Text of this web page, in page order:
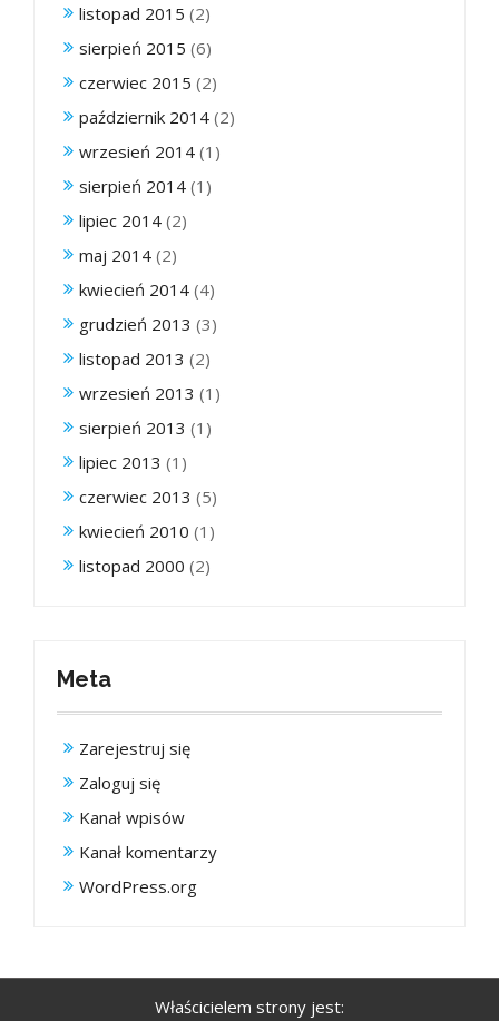
listopad 2015 (2)
sierpień 2015 (6)
czerwiec 2015 (2)
październik 2014 (2)
wrzesień 2014 (1)
sierpień 2014 (1)
lipiec 2014 (2)
maj 2014 (2)
kwiecień 2014 (4)
grudzień 2013 (3)
listopad 2013 (2)
wrzesień 2013 (1)
sierpień 2013 (1)
lipiec 2013 (1)
czerwiec 2013 (5)
kwiecień 2010 (1)
listopad 2000 (2)
Meta
Zarejestruj się
Zaloguj się
Kanał wpisów
Kanał komentarzy
WordPress.org
Właścicielem strony jest: